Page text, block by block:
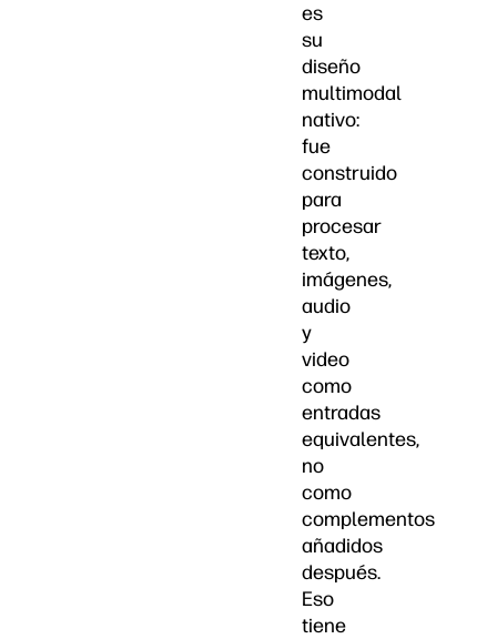
es
su
diseño
multimodal
nativo:
fue
construido
para
procesar
texto,
imágenes,
audio
y
video
como
entradas
equivalentes,
no
como
complementos
añadidos
después.
Eso
tiene